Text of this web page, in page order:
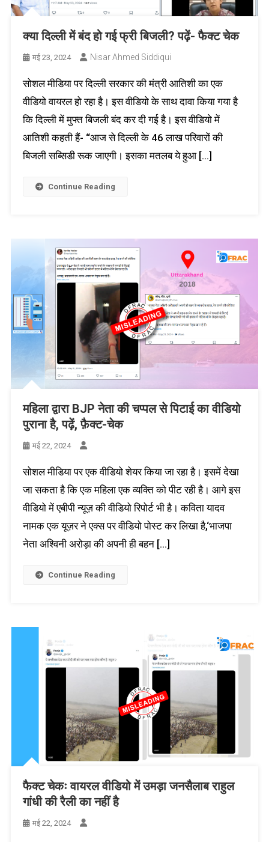
क्या दिल्ली में बंद हो गई फ्री बिजली? पढ़ें- फैक्ट चेक
मई 23, 2024 Nisar Ahmed Siddiqui
सोशल मीडिया पर दिल्ली सरकार की मंत्री आतिशी का एक
वीडियो वायरल हो रहा है। इस वीडियो के साथ दावा किया गया है
कि दिल्ली में मुफ्त बिजली बंद कर दी गई है। इस वीडियो में
आतिशी कहती हैं- “आज से दिल्ली के 46 लाख परिवारों की
बिजली सब्सिडी रूक जाएगी। इसका मतलब ये हुआ […]
Continue Reading
महिला द्वारा BJP नेता की चप्पल से पिटाई का वीडियो
पुराना है, पढ़ें, फ़ैक्ट-चेक
मई 22, 2024
सोशल मीडिया पर एक वीडियो शेयर किया जा रहा है। इसमें देखा
जा सकता है कि एक महिला एक व्यक्ति को पीट रही है। आगे इस
वीडियो में एबीपी न्यूज़ की वीडियो रिपोर्ट भी है। कविता यादव
नामक एक यूज़र ने एक्स पर वीडियो पोस्ट कर लिखा है,‘भाजपा
नेता अश्विनी अरोड़ा की अपनी ही बहन […]
Continue Reading
फैक्ट चेकः वायरल वीडियो में उमड़ा जनसैलाब राहुल
गांधी की रैली का नहीं है
मई 22, 2024